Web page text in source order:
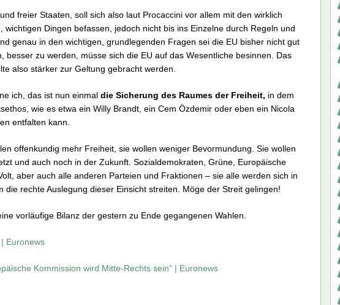
freier Staaten, soll sich also laut Procaccini vor allem mit den wirklich
wichtigen Dingen befassen, jedoch nicht bis ins Einzelne durch Regeln und
genau in den wichtigen, grundlegenden Fragen sei die EU bisher nicht gut
besser zu werden, müsse sich die EU auf das Wesentliche besinnen. Das
also stärker zur Geltung gebracht werden.
ich, das ist nun einmal die Sicherung des Raumes der Freiheit, in dem
wie es etwa ein Willy Brandt, ein Cem Özdemir oder eben ein Nicola
entfalten kann.
offenkundig mehr Freiheit, sie wollen weniger Bevormundung. Sie wollen
und auch noch in der Zukunft. Sozialdemokraten, Grüne, Europäische
aber auch alle anderen Parteien und Fraktionen – sie alle werden sich in
die rechte Auslegung dieser Einsicht streiten. Möge der Streit gelingen!
vorläufige Bilanz der gestern zu Ende gegangenen Wahlen.
Euronews
Kommission wird Mitte-Rechts sein“ | Euronews